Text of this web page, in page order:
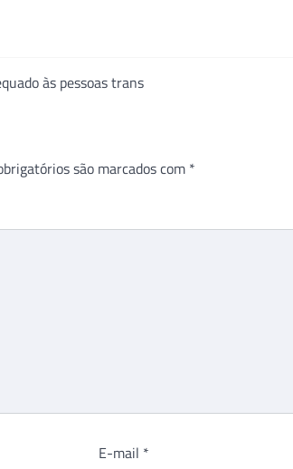
às pessoas trans
são marcados com *
E-mail *